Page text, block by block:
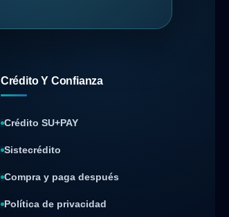
Crédito Y Confianza
Crédito SU+PAY
Sistecrédito
Compra y paga después
Política de privacidad